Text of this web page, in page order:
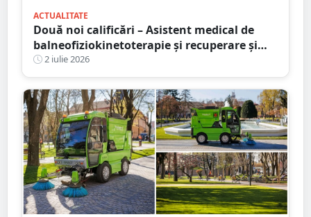
ACTUALITATE
Două noi calificări – Asistent medical de
balneofiziokinetoterapie și recuperare și
Asistent medical de radiologie – la Școala
Postliceală „Henri Coandă” Satu Mare. Au
început înscrierile!
2 iulie 2026